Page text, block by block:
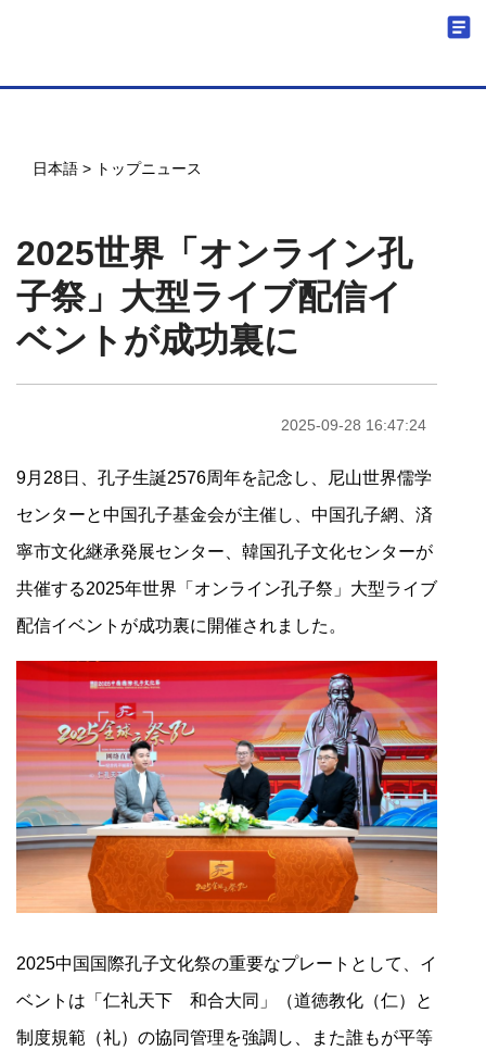
日本語 > トップニュース
2025世界「オンライン孔
子祭」大型ライブ配信イ
ベントが成功裏に
2025-09-28 16:47:24
9月28日、孔子生誕2576周年を記念し、尼山世界儒学
センターと中国孔子基金会が主催し、中国孔子網、済
寧市文化継承発展センター、韓国孔子文化センターが
共催する2025年世界「オンライン孔子祭」大型ライブ
配信イベントが成功裏に開催されました。
2025中国国際孔子文化祭の重要なプレートとして、イ
ベントは「仁礼天下 和合大同」（道徳教化（仁）と
制度規範（礼）の協同管理を強調し、また誰もが平等